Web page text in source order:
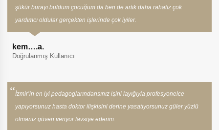
şükür burayı buldum çocuğum da ben de artık daha rahatız çok
yardımcı oldular gerçekten işlerinde çok iyiler.
kem….a.
Doğrulanmış Kullanıcı
İzmir’in en iyi pedagoglarındansınız işini layığıyla profesyonelce
yapıyorsunuz hasta doktor ilişkisini derine yasatıyorsunuz güler yüzlü
olmanız güven veriyor tavsiye ederim.